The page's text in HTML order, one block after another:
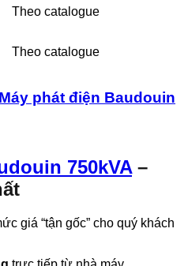
Theo catalogue
Theo catalogue
phát điện Baudouin
750kVA–
giá “tận gốc” cho quý khách